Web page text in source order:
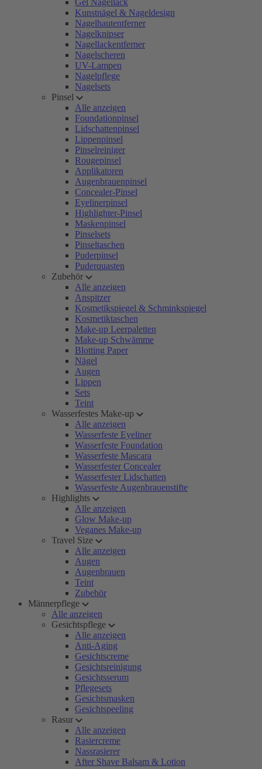
Gel Nagellack
Kunstnägel & Nageldesign
Nagelhautentferner
Nagelknipser
Nagellackentferner
Nagelscheren
UV-Lampen
Nagelpflege
Nagelsets
Pinsel
Alle anzeigen
Foundationpinsel
Lidschattenpinsel
Lippenpinsel
Pinselreiniger
Rougepinsel
Applikatoren
Augenbrauenpinsel
Concealer-Pinsel
Eyelinerpinsel
Highlighter-Pinsel
Maskenpinsel
Pinselsets
Pinseltaschen
Puderpinsel
Puderquasten
Zubehör
Alle anzeigen
Anspitzer
Kosmetikspiegel & Schminkspiegel
Kosmetiktaschen
Make-up Leerpaletten
Make-up Schwämme
Blotting Paper
Nägel
Augen
Lippen
Sets
Teint
Wasserfestes Make-up
Alle anzeigen
Wasserfeste Eyeliner
Wasserfeste Foundation
Wasserfeste Mascara
Wasserfester Concealer
Wasserfester Lidschatten
Wasserfeste Augenbrauenstifte
Highlights
Alle anzeigen
Glow Make-up
Veganes Make-up
Travel Size
Alle anzeigen
Augen
Augenbrauen
Teint
Zubehör
Männerpflege
Alle anzeigen
Gesichtspflege
Alle anzeigen
Anti-Aging
Gesichtscreme
Gesichtsreinigung
Gesichtsserum
Pflegesets
Gesichtsmasken
Gesichtspeeling
Rasur
Alle anzeigen
Rasiercreme
Nassrasierer
After Shave Balsam & Lotion